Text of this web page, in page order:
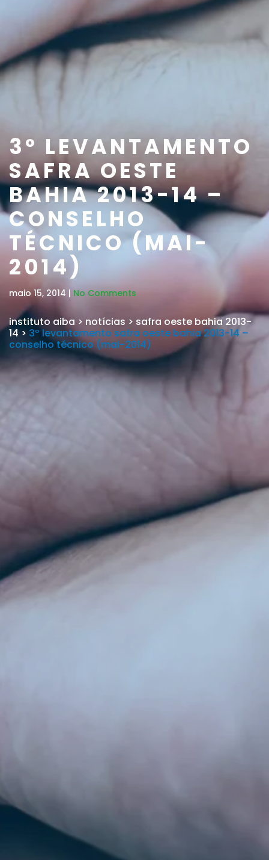
3º LEVANTAMENTO
SAFRA OESTE
BAHIA 2013-14 –
CONSELHO
TÉCNICO (MAI-
2014)
maio 15, 2014 | No Comments
instituto aiba > notícias > safra oeste bahia 2013-
14 > 3º levantamento safra oeste bahia 2013-14 –
conselho técnico (mai-2014)